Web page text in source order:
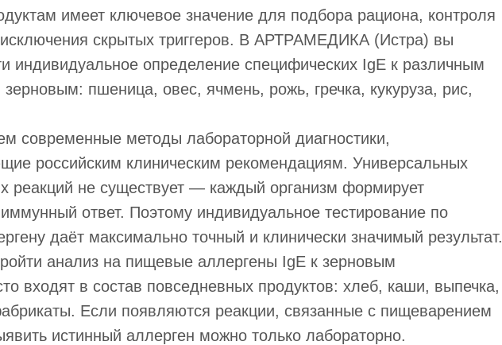
имеет ключевое значение для подбора рациона, контроля
скрытых триггеров. В АРТРАМЕДИКА (Истра) вы
индивидуальное определение специфических IgE к различным
пшеница, овес, ячмень, рожь, гречка, кукуруза, рис,
современные методы лабораторной диагностики,
российским клиническим рекомендациям. Универсальных
реакций не существует — каждый организм формирует
ответ. Поэтому индивидуальное тестирование по
даёт максимально точный и клинически значимый результат.
анализ на пищевые аллергены IgE к зерновым
входят в состав повседневных продуктов: хлеб, каши, выпечка,
Если появляются реакции, связанные с пищеварением
истинный аллерген можно только лабораторно.